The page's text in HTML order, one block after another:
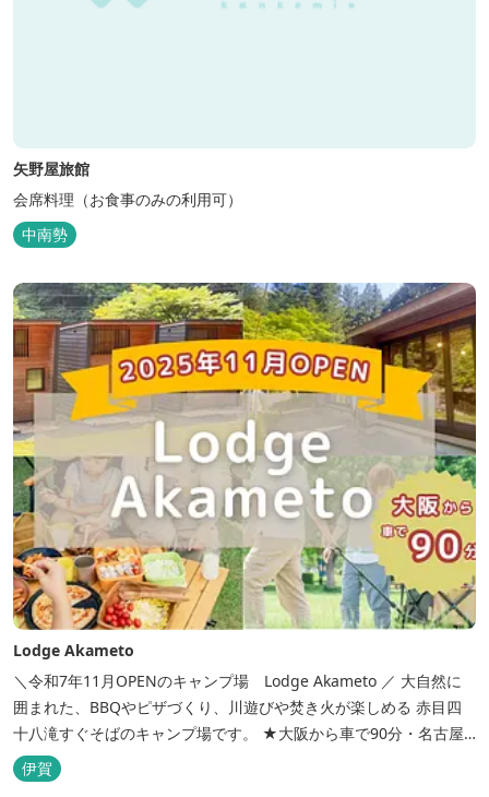
矢野屋旅館
会席料理（お食事のみの利用可）
中南勢
Lodge Akameto
＼令和7年11月OPENのキャンプ場 Lodge Akameto ／ 大自然に
囲まれた、BBQやピザづくり、川遊びや焚き火が楽しめる 赤目四
十八滝すぐそばのキャンプ場です。 ★大阪から車で90分・名古屋
から120分の好アクセス！ ★専用テラス付きバンガローでは、BBQ
をしながら子どもが川遊びをしているのが見れる！ ★Wi-Fiがつな
伊賀